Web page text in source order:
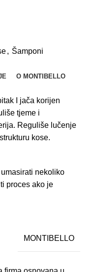
, Šamponi
O MONTIBELLO
I jača korijen
tjeme i
Reguliše lučenje
kose.
nekoliko
proces ako je
MONTIBELLO